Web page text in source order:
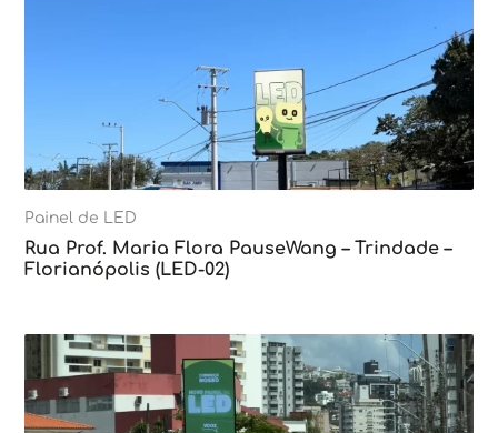
Painel de LED
Rua Prof. Maria Flora PauseWang – Trindade –
Florianópolis (LED-02)